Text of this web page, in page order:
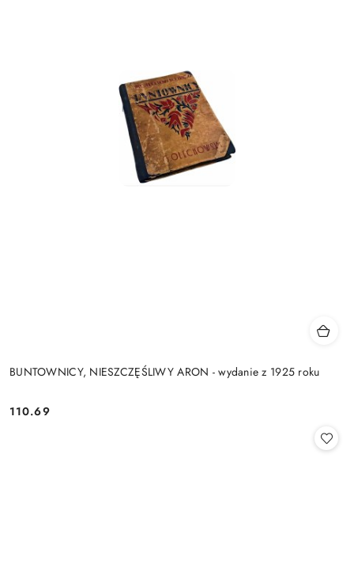
BUNTOWNICY, NIESZCZĘŚLIWY ARON - wydanie z 1925 roku
Cena:
110.69